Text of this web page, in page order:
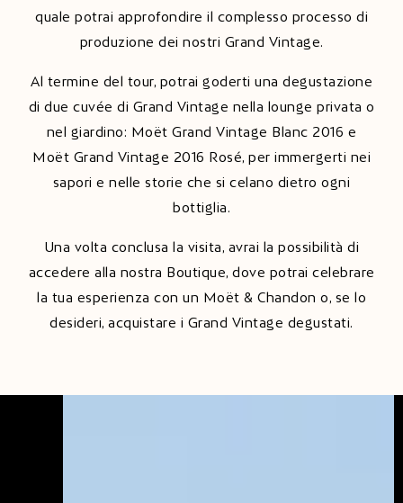
quale potrai approfondire il complesso processo di
produzione dei nostri Grand Vintage.
Al termine del tour, potrai goderti una degustazione
di due cuvée di Grand Vintage nella lounge privata o
nel giardino: Moët Grand Vintage Blanc 2016 e
Moët Grand Vintage 2016 Rosé, per immergerti nei
sapori e nelle storie che si celano dietro ogni
bottiglia.
Una volta conclusa la visita, avrai la possibilità di
accedere alla nostra Boutique, dove potrai celebrare
la tua esperienza con un Moët & Chandon o, se lo
desideri, acquistare i Grand Vintage degustati.